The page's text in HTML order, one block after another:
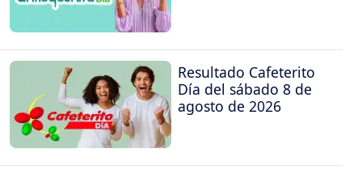
Resultado Cafeterito
Día del sábado 8 de
agosto de 2026